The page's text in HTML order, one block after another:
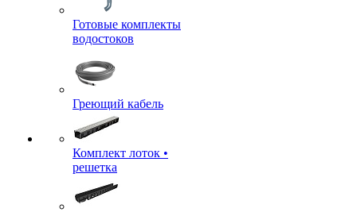
Готовые комплекты
водостоков
Греющий кабель
Комплект лоток •
решетка